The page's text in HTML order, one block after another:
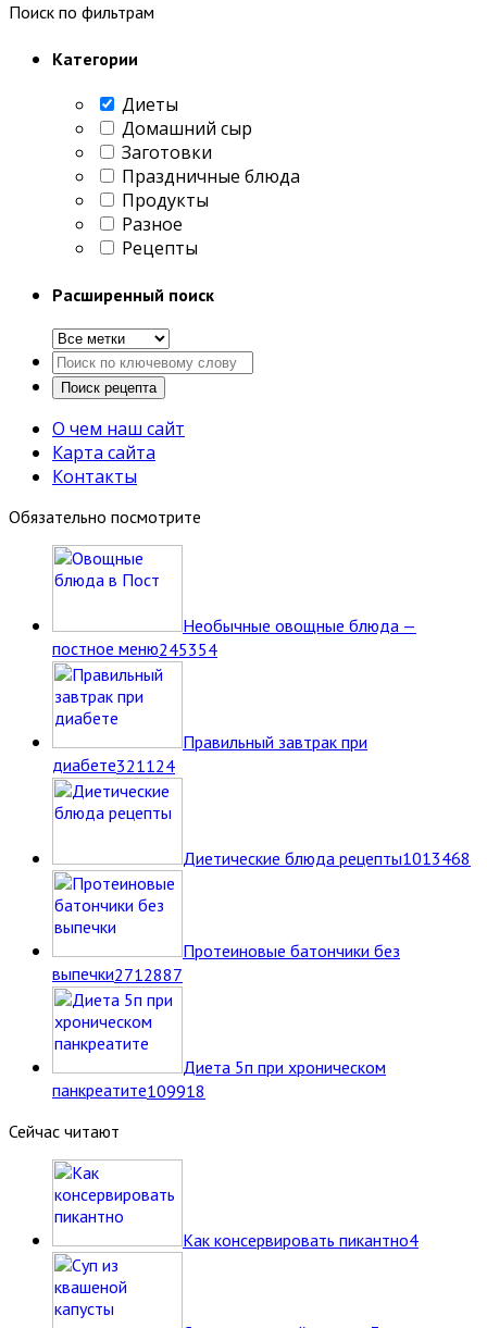
Поиск по фильтрам
Категории
Диеты
Домашний сыр
Заготовки
Праздничные блюда
Продукты
Разное
Рецепты
Расширенный поиск
О чем наш сайт
Карта сайта
Контакты
Обязательно посмотрите
Необычные овощные блюда —
постное меню245354
Правильный завтрак при
диабете321124
Диетические блюда рецепты1013468
Протеиновые батончики без
выпечки2712887
Диета 5п при хроническом
панкреатите109918
Сейчас читают
Как консервировать пикантно4